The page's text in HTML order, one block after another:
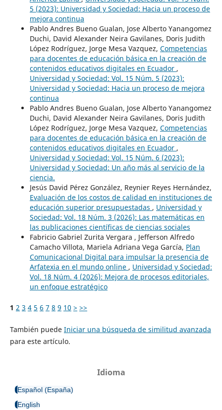
5 (2023): Universidad y Sociedad: Hacia un proceso de
mejora continua
Pablo Andres Bueno Gualan, Jose Alberto Yanangomez
Duchi, David Alexander Neira Gavilanes, Doris Judith
López Rodríguez, Jorge Mesa Vazquez, Competencias
para docentes de educación básica en la creación de
contenidos educativos digitales en Ecuador ,
Universidad y Sociedad: Vol. 15 Núm. 5 (2023):
Universidad y Sociedad: Hacia un proceso de mejora
continua
Pablo Andres Bueno Gualan, Jose Alberto Yanangomez
Duchi, David Alexander Neira Gavilanes, Doris Judith
López Rodríguez, Jorge Mesa Vazquez, Competencias
para docentes de educación básica en la creación de
contenidos educativos digitales en Ecuador ,
Universidad y Sociedad: Vol. 15 Núm. 6 (2023):
Universidad y Sociedad: Un año más al servicio de la
ciencia.
Jesús David Pérez González, Reynier Reyes Hernández,
Evaluación de los costos de calidad en instituciones de
educación superior presupuestadas , Universidad y
Sociedad: Vol. 18 Núm. 3 (2026): Las matemáticas en
las publicaciones científicas de ciencias sociales
Fabricio Gabriel Zurita Vergara , Jefferson Alfredo
Camacho Villota, Mariela Adriana Vega García, Plan
Comunicacional Digital para impulsar la presencia de
Arfatexia en el mundo online , Universidad y Sociedad:
Vol. 18 Núm. 4 (2026): Mejora de procesos editoriales,
un enfoque estratégico
1 2 3 4 5 6 7 8 9 10 > >>
También puede Iniciar una búsqueda de similitud avanzada
para este artículo.
Idioma
Español (España)
English